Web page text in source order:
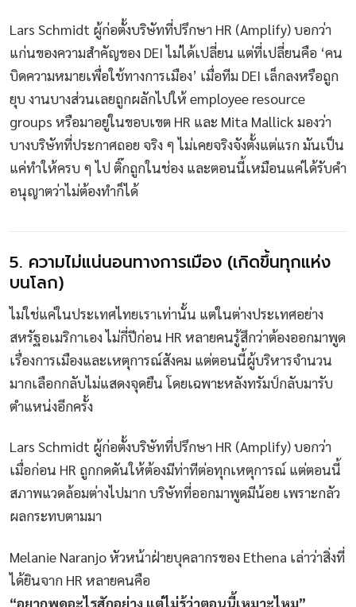
Lars Schmidt ผู้ก่อตั้งบริษัทที่ปรึกษา HR (Amplify) บอกว่า
แก่นของความสำคัญของ DEI ไม่ได้เปลี่ยน แต่ที่เปลี่ยนคือ ‘คน
บิดความหมายเพื่อใช้ทางการเมือง’ เมื่อทีม DEI เล็กลงหรือถูก
ยุบ งานบางส่วนเลยถูกผลักไปให้ employee resource
groups หรือมาอยู่ในขอบเขต HR และ Mita Mallick มองว่า
บางบริษัทที่ประกาศถอย จริง ๆ ไม่เคยจริงจังตั้งแต่แรก มันเป็น
แค่ทำให้ครบ ๆ ไป ติ๊กถูกในช่อง และตอนนี้เหมือนแค่ได้รับคำ
อนุญาตว่าไม่ต้องทำก็ได้
5. ความไม่แน่นอนทางการเมือง (เกิดขึ้นทุกแห่ง
บนโลก)
ไม่ใช่แค่ในประเทศไทยเราเท่านั้น แต่ในต่างประเทศอย่าง
สหรัฐอเมริกาเอง ไม่กี่ปีก่อน HR หลายคนรู้สึกว่าต้องออกมาพูด
เรื่องการเมืองและเหตุการณ์สังคม แต่ตอนนี้ผู้บริหารจำนวน
มากเลือกกลับไม่แสดงจุดยืน โดยเฉพาะหลังทรัมป์กลับมารับ
ตำแหน่งอีกครั้ง
Lars Schmidt ผู้ก่อตั้งบริษัทที่ปรึกษา HR (Amplify) บอกว่า
เมื่อก่อน HR ถูกกดดันให้ต้องมีท่าทีต่อทุกเหตุการณ์ แต่ตอนนี้
สภาพแวดล้อมต่างไปมาก บริษัทที่ออกมาพูดมีน้อย เพราะกลัว
ผลกระทบตามมา
Melanie Naranjo หัวหน้าฝ่ายบุคลากรของ Ethena เล่าว่าสิ่งที่
ได้ยินจาก HR หลายคนคือ
“อยากพูดอะไรสักอย่าง แต่ไม่รู้ว่าตอนนี้เหมาะไหม”